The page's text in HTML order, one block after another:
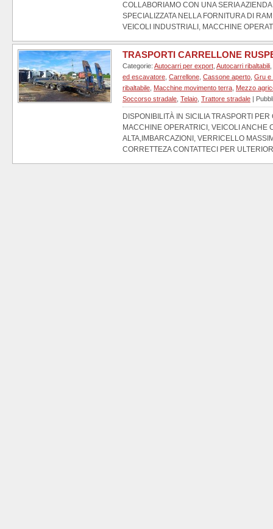
COLLABORIAMO CON UNA SERIA
SPECIALIZZATA NELLA FORNITURA DI
VEICOLI INDUSTRIALI, MACCHINE
TRASPORTI CARRELLONE
Categorie: Autocarri per export Autocarri ribaltabili
ed escavatore Carrellone Cassone aperto Gru e
ribaltabile Macchine movimento terra Mezzo
Soccorso stradale Telaio Trattore stradale |
DISPONIBILITÀ IN SICILIA TRASPORTI PER
MACCHINE OPERATRICI, VEICOLI ANCHE
ALTA,IMBARCAZIONI, VERRICELLO
CORRETTEZA CONTATTECI PER